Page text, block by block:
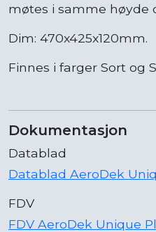
møtes i samme høyde
Dim: 470x425x120mm.
Finnes i farger Sort og
Dokumentasjon
Datablad
Datablad AeroDek
FDV
FDV AeroDek Unique